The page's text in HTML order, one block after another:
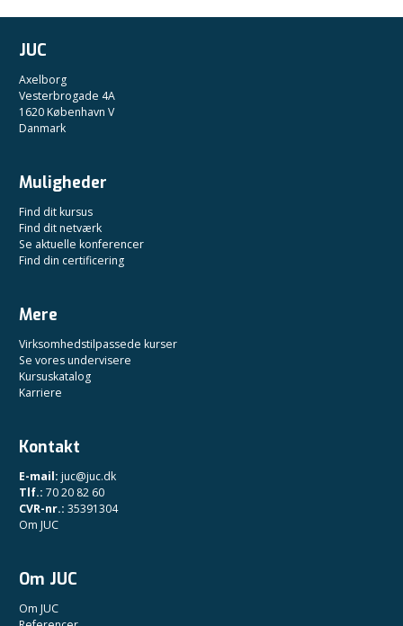
JUC
Axelborg
Vesterbrogade 4A
1620 København V
Danmark
Muligheder
Find dit kursus
Find dit netværk
Se aktuelle konferencer
Find din certificering
Mere
Virksomhedstilpassede kurser
Se vores undervisere
Kursuskatalog
Karriere
Kontakt
E-mail: juc@juc.dk
Tlf.: 70 20 82 60
CVR-nr.: 35391304
Om JUC
Om JUC
Om JUC